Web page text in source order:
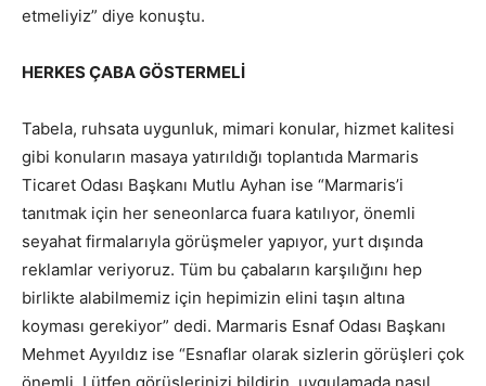
etmeliyiz” diye konuştu.
HERKES ÇABA GÖSTERMELİ
Tabela, ruhsata uygunluk, mimari konular, hizmet kalitesi
gibi konuların masaya yatırıldığı toplantıda Marmaris
Ticaret Odası Başkanı Mutlu Ayhan ise “Marmaris’i
tanıtmak için her seneonlarca fuara katılıyor, önemli
seyahat firmalarıyla görüşmeler yapıyor, yurt dışında
reklamlar veriyoruz. Tüm bu çabaların karşılığını hep
birlikte alabilmemiz için hepimizin elini taşın altına
koyması gerekiyor” dedi. Marmaris Esnaf Odası Başkanı
Mehmet Ayyıldız ise “Esnaflar olarak sizlerin görüşleri çok